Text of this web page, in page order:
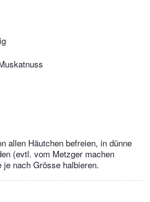
allen Häutchen befreien, in dünne
(evtl. vom Metzger machen
je nach Grösse halbieren.